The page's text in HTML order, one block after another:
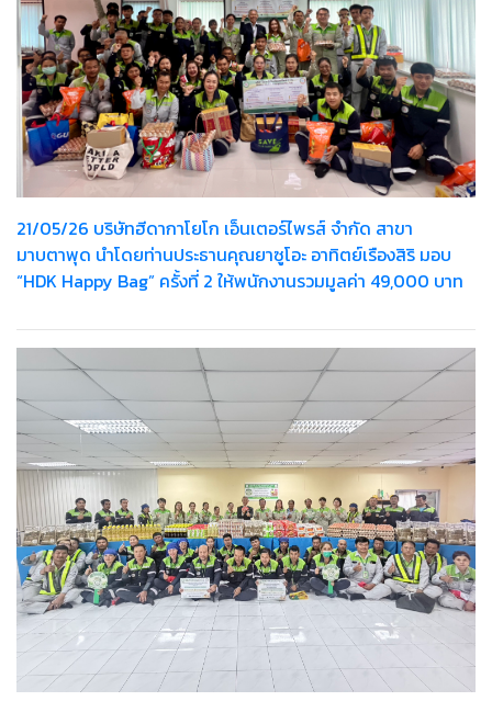
21/05/26 บริษัทฮีดากาโยโก เอ็นเตอร์ไพรส์ จำกัด สาขา
มาบตาพุด นำโดยท่านประธานคุณยาซูโอะ อาทิตย์เรืองสิริ มอบ
“HDK Happy Bag” ครั้งที่ 2 ให้พนักงานรวมมูลค่า 49,000 บาท